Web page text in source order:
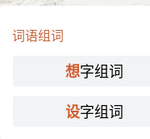
事，想方设法也要
国语辞典
⒈ 设想各种方法。
词语组词
想字组词
设字组词